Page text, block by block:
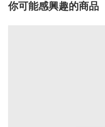
你可能感興趣的商品